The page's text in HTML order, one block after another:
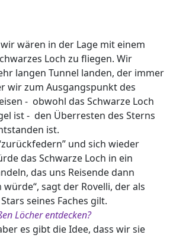
wären in der Lage mit einem
Loch zu fliegen. Wir
langen Tunnel landen, der immer
wir zum Ausgangspunkt des
- obwohl das Schwarze Loch
ist - den Überresten des Sterns
ist.
und sich wieder
das Schwarze Loch in ein
das uns Reisende dann
sagt der Rovelli, der als
seines Faches gilt.
Löcher entdecken?
es gibt die Idee, dass wir sie